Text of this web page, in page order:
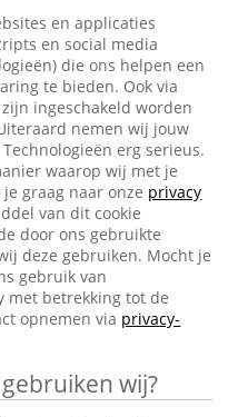
en applicaties
en social media
die ons helpen een
te bieden. Ook via
ingeschakeld worden
nemen wij jouw
erg serieus.
waarop wij met je
graag naar onze privacy
van dit cookie
door ons gebruikte
deze gebruiken. Mocht je
gebruik van
met betrekking tot de
opnemen via privacy-
wij?